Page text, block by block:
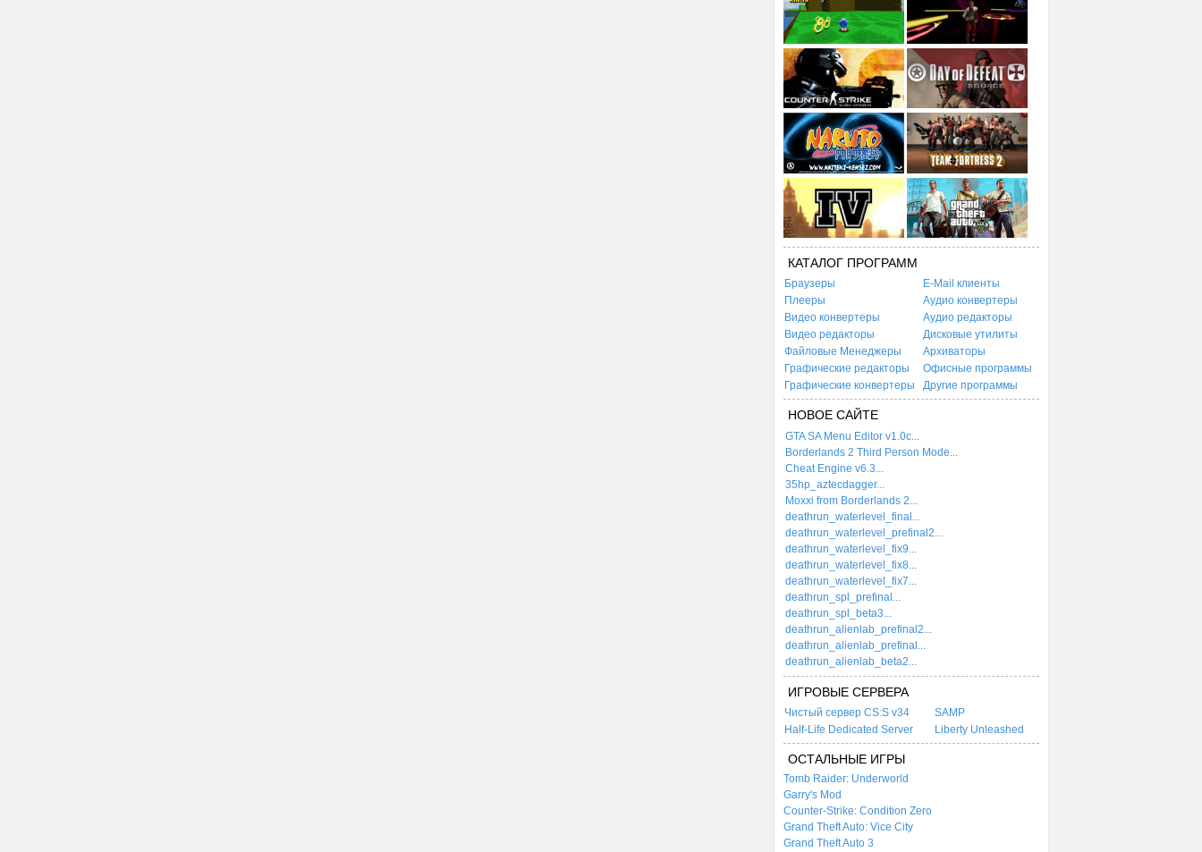
КАТАЛОГ ПРОГРАММ
Браузеры
E-Mail клиенты
Плееры
Аудио конвертеры
Видео конвертеры
Аудио редакторы
Видео редакторы
Дисковые утилиты
Файловые Менеджеры
Архиваторы
Графические редакторы
Офисные программы
Графические конвертеры
Другие программы
НОВОЕ САЙТЕ
GTA SA Menu Editor v1.0c...
Borderlands 2 Third Person Mode...
Cheat Engine v6.3...
35hp_aztecdagger...
Moxxi from Borderlands 2...
deathrun_waterlevel_final...
deathrun_waterlevel_prefinal2...
deathrun_waterlevel_fix9...
deathrun_waterlevel_fix8...
deathrun_waterlevel_fix7...
deathrun_spl_prefinal...
deathrun_spl_beta3...
deathrun_alienlab_prefinal2...
deathrun_alienlab_prefinal...
deathrun_alienlab_beta2...
ИГРОВЫЕ СЕРВЕРА
Чистый сервер CS:S v34
SAMP
Half-Life Dedicated Server
Liberty Unleashed
ОСТАЛЬНЫЕ ИГРЫ
Tomb Raider: Underworld
Garry's Mod
Counter-Strike: Condition Zero
Grand Theft Auto: Vice City
Grand Theft Auto 3